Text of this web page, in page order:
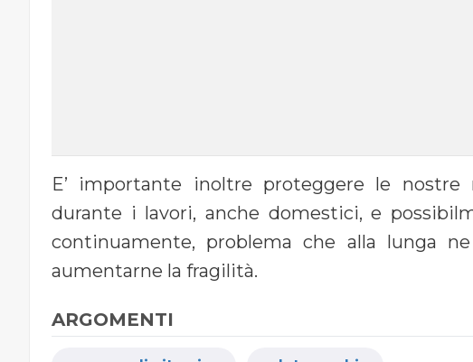
E’ importante inoltre proteggere le
durante i lavori, anche domestici, e
continuamente, problema che alla lunga
aumentarne la fragilità.
ARGOMENTI